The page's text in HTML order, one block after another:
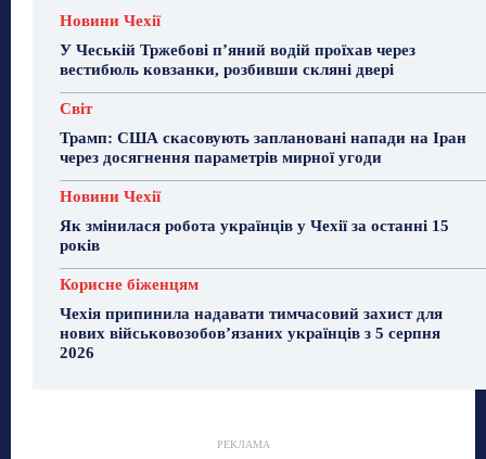
Новини Чехії
У Чеській Тржебові п’яний водій проїхав через
вестибюль ковзанки, розбивши скляні двері
Світ
Трамп: США скасовують заплановані напади на Іран
через досягнення параметрів мирної угоди
Новини Чехії
Як змінилася робота українців у Чехії за останні 15
років
Корисне біженцям
Чехія припинила надавати тимчасовий захист для
нових військовозобов’язаних українців з 5 серпня
2026
РЕКЛАМА